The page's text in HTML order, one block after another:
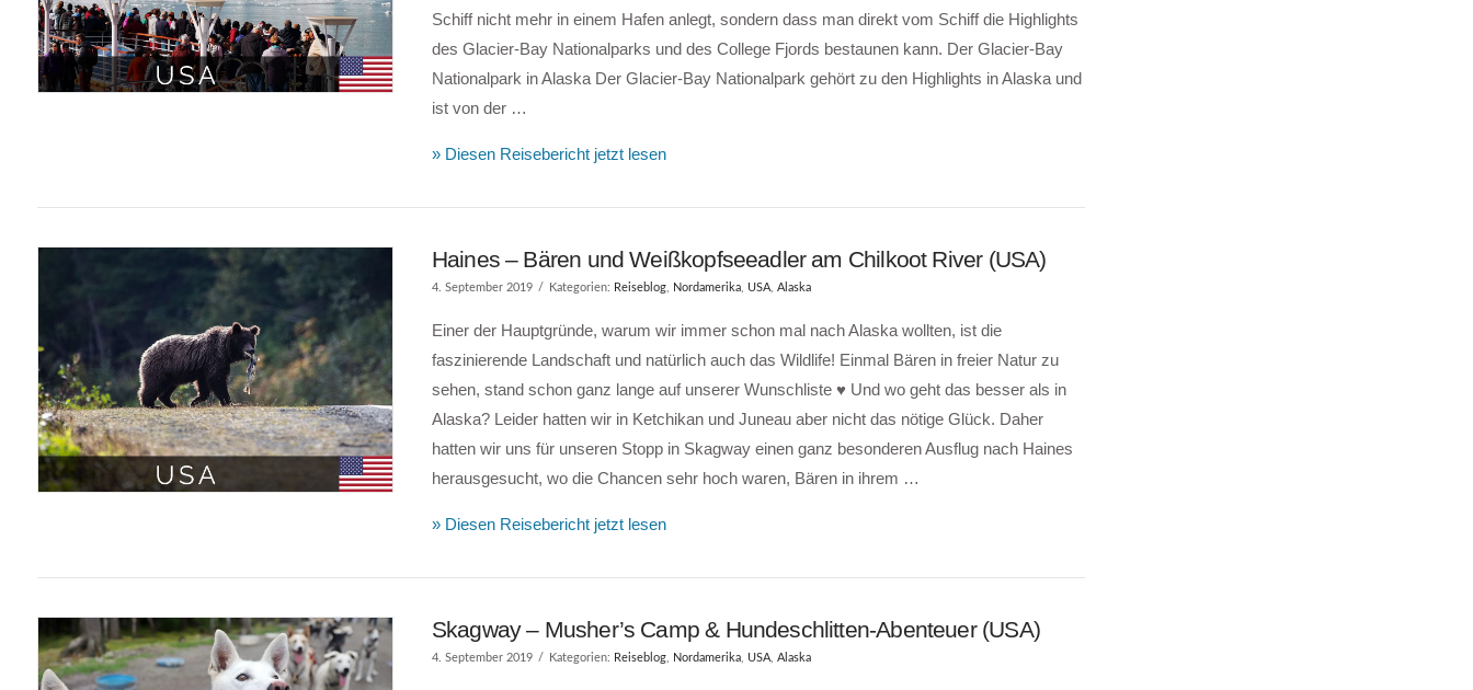
VIEW POST
VIEW POST
Schiff nicht mehr in einem Hafen anlegt, sondern dass man direkt vom Schiff die Highlights
des Glacier-Bay Nationalparks und des College Fjords bestaunen kann. Der Glacier-Bay
Nationalpark in Alaska Der Glacier-Bay Nationalpark gehört zu den Highlights in Alaska und
ist von der …
» Diesen Reisebericht jetzt lesen
Haines – Bären und Weißkopfseeadler am Chilkoot River (USA)
4. September 2019 Kategorien: Reiseblog, Nordamerika, USA, Alaska
Einer der Hauptgründe, warum wir immer schon mal nach Alaska wollten, ist die
faszinierende Landschaft und natürlich auch das Wildlife! Einmal Bären in freier Natur zu
sehen, stand schon ganz lange auf unserer Wunschliste ♥ Und wo geht das besser als in
Alaska? Leider hatten wir in Ketchikan und Juneau aber nicht das nötige Glück. Daher
hatten wir uns für unseren Stopp in Skagway einen ganz besonderen Ausflug nach Haines
herausgesucht, wo die Chancen sehr hoch waren, Bären in ihrem …
» Diesen Reisebericht jetzt lesen
Skagway – Musher’s Camp & Hundeschlitten-Abenteuer (USA)
4. September 2019 Kategorien: Reiseblog, Nordamerika, USA, Alaska